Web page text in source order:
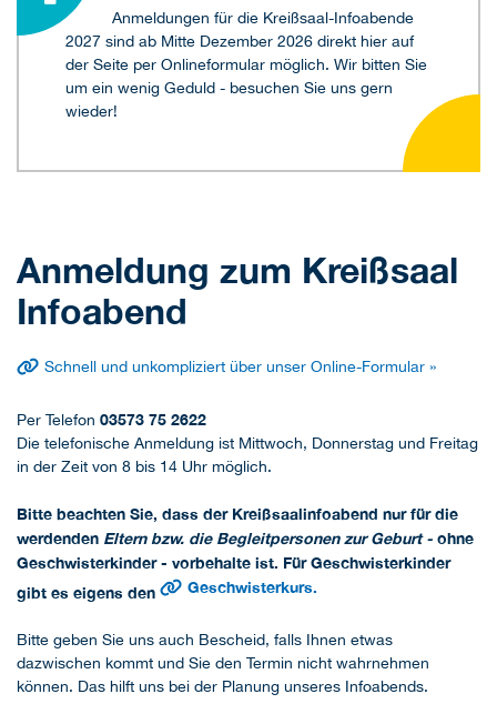
Anmeldungen für die Kreißsaal-Infoabende
2027 sind ab Mitte Dezember 2026 direkt hier auf
der Seite per Onlineformular möglich. Wir bitten Sie
um ein wenig Geduld - besuchen Sie uns gern
wieder!
Anmeldung zum Kreißsaal
Infoabend
Schnell und unkompliziert über unser Online-Formular »
Per Telefon 03573 75 2622
Die telefonische Anmeldung ist Mittwoch, Donnerstag und Freitag
in der Zeit von 8 bis 14 Uhr möglich.
Bitte beachten Sie, dass der Kreißsaalinfoabend nur für die
werdenden Eltern bzw. die Begleitpersonen zur Geburt - ohne
Geschwisterkinder - vorbehalte ist. Für Geschwisterkinder
gibt es eigens den
Geschwisterkurs.
Bitte geben Sie uns auch Bescheid, falls Ihnen etwas
dazwischen kommt und Sie den Termin nicht wahrnehmen
können. Das hilft uns bei der Planung unseres Infoabends.